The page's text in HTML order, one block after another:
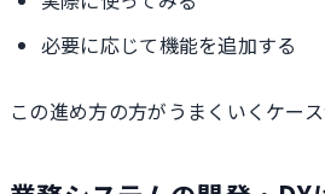
必要に応じて機能を追加する
この進め方の方がうまくいくケース